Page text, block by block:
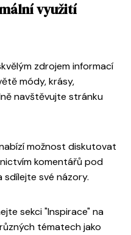
využití
zdrojem informací
módy, krásy,
navštěvujte stránku
možnost diskutovat
komentářů pod
své názory.
sekci "Inspirace" na
tématech jako